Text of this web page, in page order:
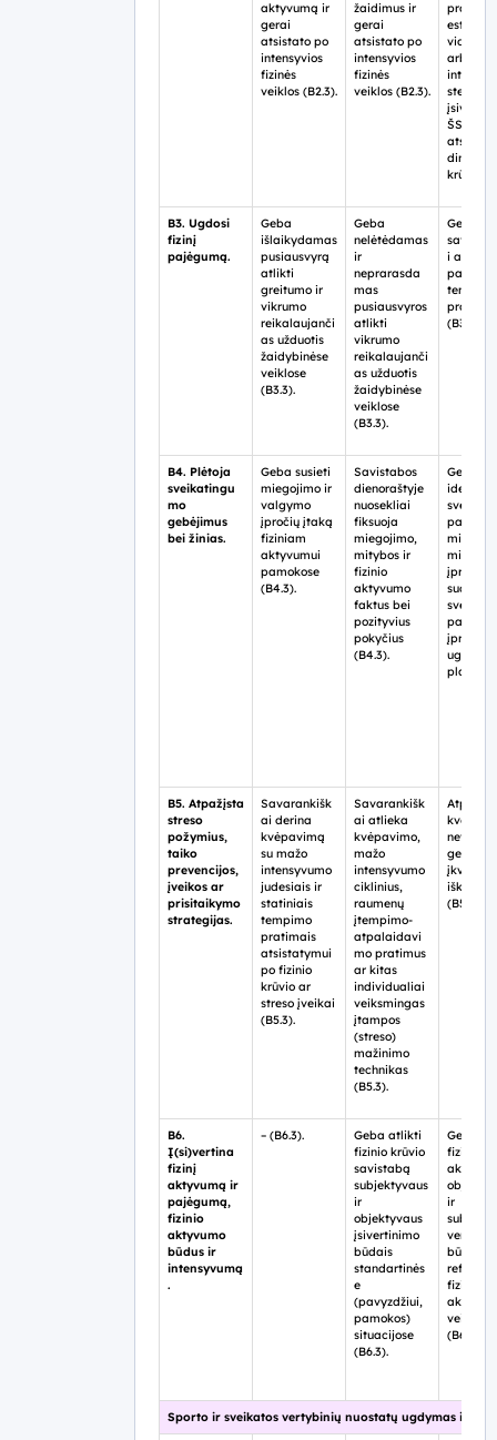
aktyvumą ir
gerai
atsistato po
intensyvios
fizinės
veiklos (B2.3).
žaidimus ir
gerai
atsistato po
intensyvios
fizinės
veiklos (B2.3).
vidutiniu
arba
stebėti ir
ŠSD
krūvio
B3. Ugdosi
fizinį
pajėgumą.
Geba
išlaikydamas
pusiausvyrą
atlikti
greitumo ir
vikrumo
reikalaujanči
as užduotis
žaidybinėse
veiklose
(B3.3).
Geba
nelėtėdamas
ir
neprarasda
mas
pusiausvyros
atlikti
vikrumo
reikalaujanči
as užduotis
žaidybinėse
veiklose
(B3.3).
Geba
i atlikti
(B3.3).
B4. Plėtoja
sveikatingu
mo
gebėjimus
bei žinias.
Geba susieti
miegojimo ir
valgymo
įpročių įtaką
fiziniam
aktyvumui
pamokose
(B4.3).
Savistabos
dienoraštyje
nuosekliai
fiksuoja
miegojimo,
mitybos ir
fizinio
aktyvumo
faktus bei
pozityvius
pokyčius
(B4.3).
Geba
mitybos
miego
įpročius,
sudaro
įpročio
planą
B5. Atpažįsta
streso
požymius,
taiko
prevencijos,
įveikos ar
prisitaikymo
strategijas.
Savarankišk
ai derina
kvėpavimą
su mažo
intensyvumo
judesiais ir
statiniais
tempimo
pratimais
atsistatymui
po fizinio
krūvio ar
streso įveikai
(B5.3).
Savarankišk
ai atlieka
kvėpavimo,
mažo
intensyvumo
ciklinius,
raumenų
įtempimo-
atpalaidavi
mo pratimus
ar kitas
individualiai
veiksmingas
įtampos
(streso)
mažinimo
technikas
(B5.3).
geba
(B5.3).
B6.
Į(si)vertina
fizinį
aktyvumą ir
pajėgumą,
fizinio
aktyvumo
būdus ir
intensyvumą
.
– (B6.3).
Geba atlikti
fizinio krūvio
savistabą
subjektyvaus
ir
objektyvaus
įsivertinimo
būdais
standartinės
e
(pavyzdžiui,
pamokos)
situacijose
(B6.3).
Geba
fizinį
ir
būdais,
fizinio
(B6.3).
Sporto ir sveikatos vertybinių nuostatų ugdymas ir